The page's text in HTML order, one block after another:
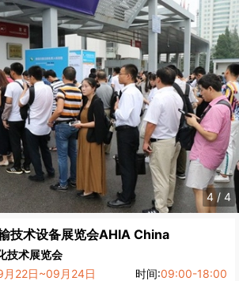
4/ 4
技术设备展览会AHIA China
技术展览会
22日~09月24日 时间:09:00-18:00